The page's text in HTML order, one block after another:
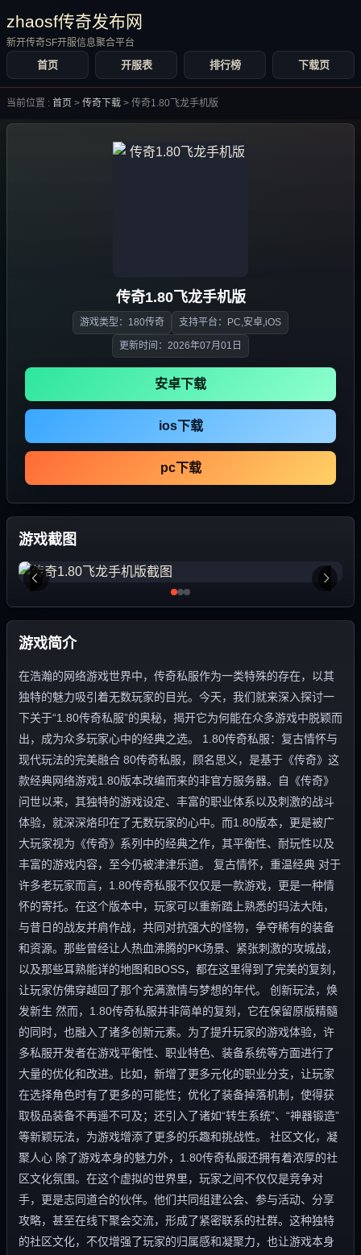
zhaosf传奇发布网
新开传奇SF开服信息聚合平台
首页 开服表 排行榜 下载页
当前位置 : 首页 > 传奇下载 > 传奇1.80飞龙手机版
传奇1.80飞龙手机版
游戏类型：180传奇 支持平台：PC,安卓,iOS
更新时间：2026年07月01日
安卓下载
ios下载
pc下载
游戏截图
游戏简介
在浩瀚的网络游戏世界中，传奇私服作为一类特殊的存在，以其
独特的魅力吸引着无数玩家的目光。今天，我们就来深入探讨一
下关于“1.80传奇私服”的奥秘，揭开它为何能在众多游戏中脱颖而
出，成为众多玩家心中的经典之选。 1.80传奇私服：复古情怀与
现代玩法的完美融合 80传奇私服，顾名思义，是基于《传奇》这
款经典网络游戏1.80版本改编而来的非官方服务器。自《传奇》
问世以来，其独特的游戏设定、丰富的职业体系以及刺激的战斗
体验，就深深烙印在了无数玩家的心中。而1.80版本，更是被广
大玩家视为《传奇》系列中的经典之作，其平衡性、耐玩性以及
丰富的游戏内容，至今仍被津津乐道。 复古情怀，重温经典 对于
许多老玩家而言，1.80传奇私服不仅仅是一款游戏，更是一种情
怀的寄托。在这个版本中，玩家可以重新踏上熟悉的玛法大陆，
与昔日的战友并肩作战，共同对抗强大的怪物，争夺稀有的装备
和资源。那些曾经让人热血沸腾的PK场景、紧张刺激的攻城战，
以及那些耳熟能详的地图和BOSS，都在这里得到了完美的复刻，
让玩家仿佛穿越回了那个充满激情与梦想的年代。 创新玩法，焕
发新生 然而，1.80传奇私服并非简单的复刻，它在保留原版精髓
的同时，也融入了诸多创新元素。为了提升玩家的游戏体验，许
多私服开发者在游戏平衡性、职业特色、装备系统等方面进行了
大量的优化和改进。比如，新增了更多元化的职业分支，让玩家
在选择角色时有了更多的可能性；优化了装备掉落机制，使得获
取极品装备不再遥不可及；还引入了诸如“转生系统”、“神器锻造”
等新颖玩法，为游戏增添了更多的乐趣和挑战性。 社区文化，凝
聚人心 除了游戏本身的魅力外，1.80传奇私服还拥有着浓厚的社
区文化氛围。在这个虚拟的世界里，玩家之间不仅仅是竞争对
手，更是志同道合的伙伴。他们共同组建公会、参与活动、分享
攻略，甚至在线下聚会交流，形成了紧密联系的社群。这种独特
的社区文化，不仅增强了玩家的归属感和凝聚力，也让游戏本身